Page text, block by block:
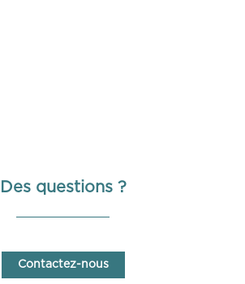
Des questions ?
Contactez-nous